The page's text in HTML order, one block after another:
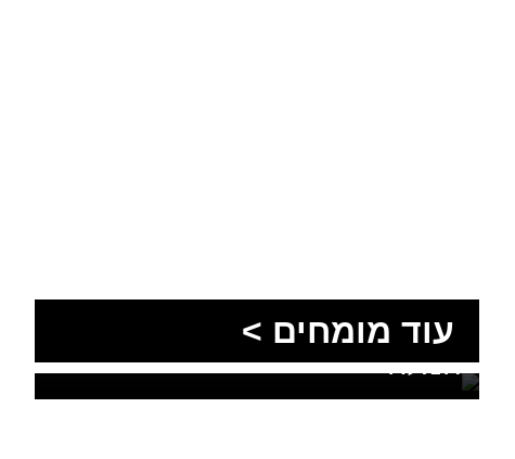
עוד מומחים >
מתכננים נסיעה קבוצתית
מושלמת לנגב, לאילת ולים
המלח